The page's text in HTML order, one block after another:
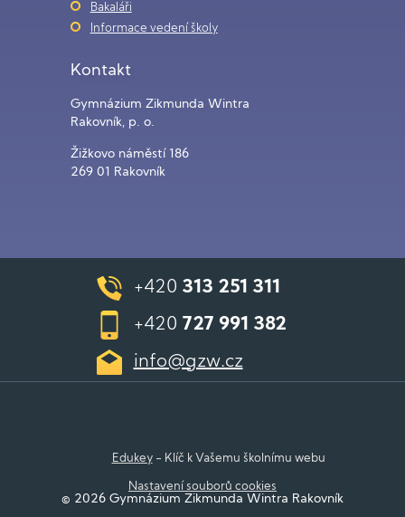
Bakaláři
Informace vedení školy
Kontakt
Gymnázium Zikmunda Wintra
Rakovník, p. o.
Žižkovo náměstí 186
269 01 Rakovník
+420 313 251 311
+420 727 991 382
info@gzw.cz
© 2026 Gymnázium Zikmunda Wintra Rakovník
Nastavení souborů cookies
Edukey- Klíč k Vašemu školnímu webu